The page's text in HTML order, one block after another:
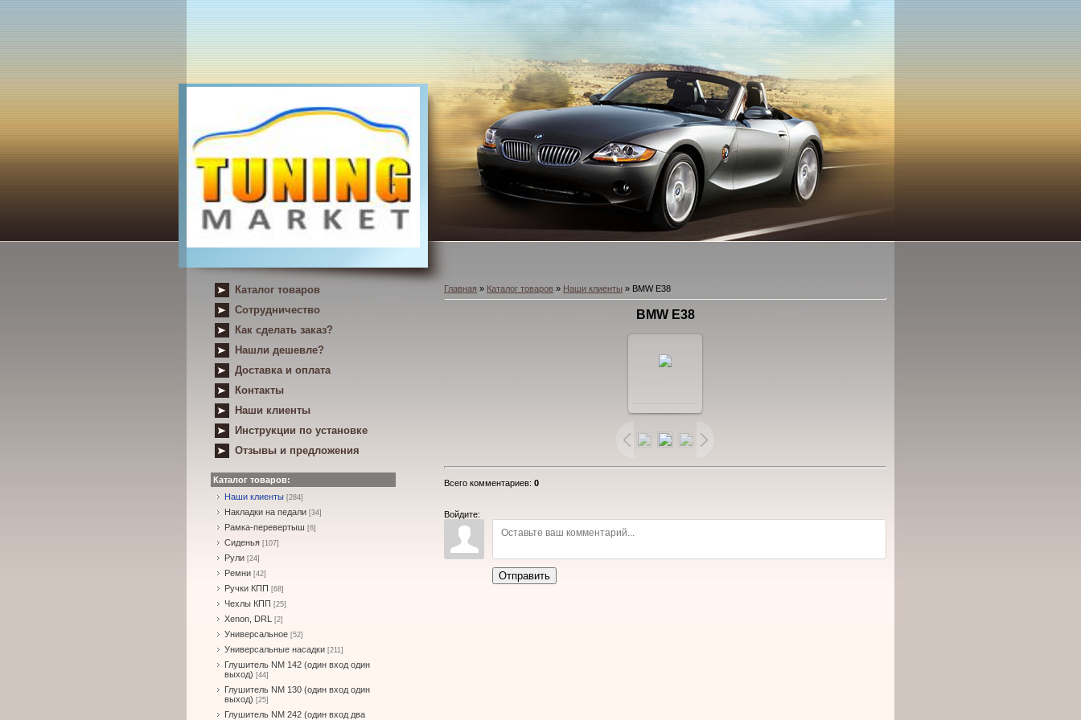
Каталог товаров
Сотрудничество
Как сделать заказ?
Нашли дешевле?
Доставка и оплата
Контакты
Наши клиенты
Инструкции по установке
Отзывы и предложения
Каталог товаров:
Наши клиенты [284]
Накладки на педали [34]
Рамка-перевертыш [6]
Сиденья [107]
Рули [24]
Ремни [42]
Ручки КПП [68]
Чехлы КПП [25]
Xenon, DRL [2]
Универсальное [52]
Универсальные насадки [211]
Глушитель NM 142 (один вход один
выход) [44]
Глушитель NM 130 (один вход один
выход) [25]
Глушитель NM 242 (один вход два
Главная » Каталог товаров » Наши клиенты » BMW E38
BMW E38
размере
Всего комментариев: 0
Войдите:
Отправить